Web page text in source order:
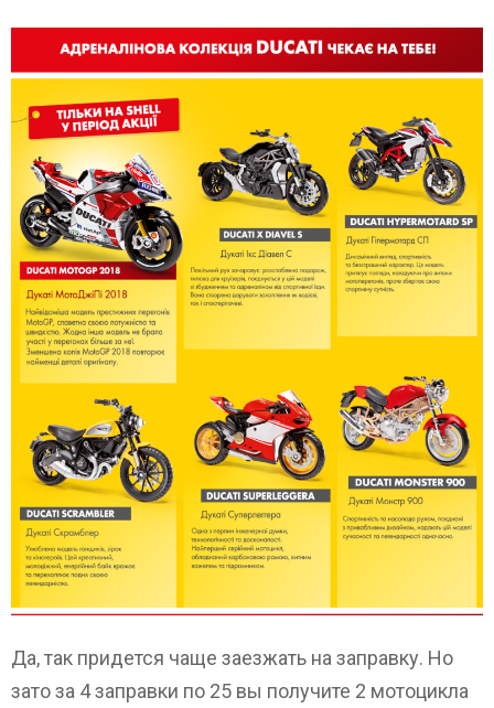
Да, так придется чаще заезжать на заправку. Но
зато за 4 заправки по 25 вы получите 2 мотоцикла